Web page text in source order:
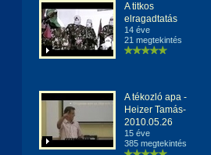
A titkos
elragadtatás
14 éve
21 megtekintés
A tékozló apa -
Heizer Tamás-
2010.05.26
15 éve
385 megtekintés